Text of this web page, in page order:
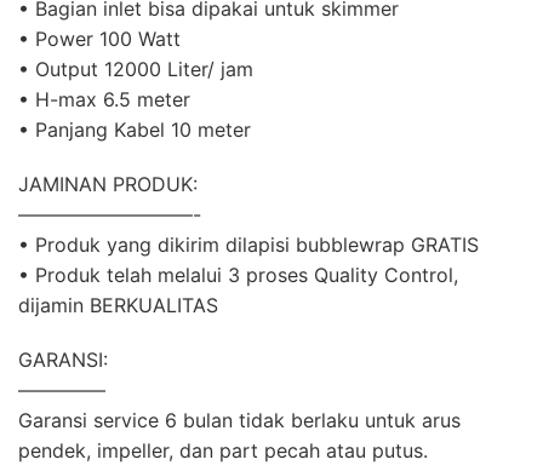
• Bagian inlet bisa dipakai untuk skimmer
• Power 100 Watt
• Output 12000 Liter/ jam
• H-max 6.5 meter
• Panjang Kabel 10 meter
JAMINAN PRODUK:
—————————-
• Produk yang dikirim dilapisi bubblewrap GRATIS
• Produk telah melalui 3 proses Quality Control,
dijamin BERKUALITAS
GARANSI:
————–
Garansi service 6 bulan tidak berlaku untuk arus
pendek, impeller, dan part pecah atau putus.